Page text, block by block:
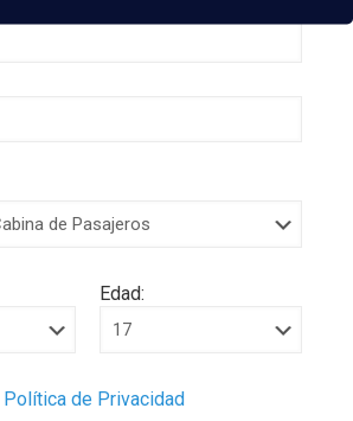
Edad:
Política de Privacidad